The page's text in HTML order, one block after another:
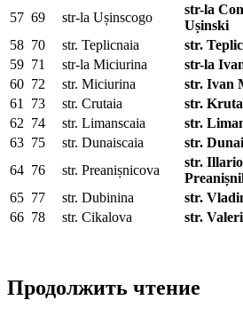
57 69 str-la Ușinscogo
str-la
Ușinski
58 70 str. Teplicnaia str.
59 71 str-la Miciurina str-la
60 72 str. Miciurina str. Ivan
61
73 str. Crutaia str.
62 74 str. Limanscaia str.
63 75 str. Dunaiscaia str. Dunai
64 76 str. Preanișnicova
str.
65 77 str. Dubinina str.
66 78 str. Cikalova str.
Продолжить чтение